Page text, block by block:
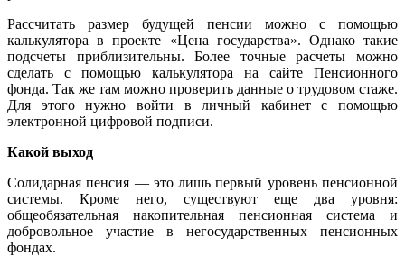
Рассчитать размер будущей пенсии можно с помощью
калькулятора в проекте «Цена государства». Однако такие
подсчеты приблизительны. Более точные расчеты можно
сделать с помощью калькулятора на сайте Пенсионного
фонда. Так же там можно проверить данные о трудовом стаже.
Для этого нужно войти в личный кабинет с помощью
электронной цифровой подписи.
Какой выход
Солидарная пенсия — это лишь первый уровень пенсионной
системы. Кроме него, существуют еще два уровня:
общеобязательная накопительная пенсионная система и
добровольное участие в негосударственных пенсионных
фондах.